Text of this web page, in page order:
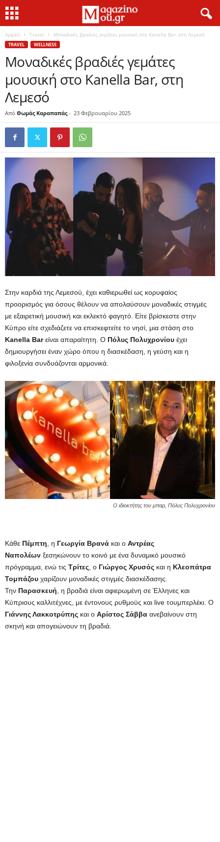
Αρχική Travel Μοναδικές βραδιές γεμάτες μουσική στο Kanella Bar, στη Λεμεσό
TRAVEL WELLNESS
Μοναδικές βραδιές γεμάτες
μουσική στο Kanella Bar, στη
Λεμεσό
Από Θωμάς Καραπαπάς- 23 Φεβρουαρίου 2025
Στην καρδιά της Λεμεσού, έχει καθιερωθεί ως κορυφαίος
προορισμός για όσους θέλουν να απολαύσουν μοναδικές στιγμές
με εξαιρετική μουσική και εκλεκτό φαγητό. Είτε βρίσκεστε στην
Κύπρο είτε σχεδιάζετε να επισκεφτείτε το νησί, μια στάση στο
Kanella Barείναι απαραίτητη. Ο Πόλυς Πολυχρονίου έχει
δημιουργήσει έναν χώρο όπου η διασκέδαση, η γεύση και η
φιλοξενία συνδυάζονται αρμονικά.
Ο ιδιοκτήτης του μπαρ, Πόλυς Πολυχρονίου
Κάθε Πέμπτη , η Γεωργία Βρανά και ο Αντρέας
Ναπολέων ξεσηκώνουν το κοινό με ένα δυναμικό μουσικό
πρόγραμμα, ενώ τις Τρίτες , ο Γιώργος Χρυσός και η Κλεοπάτρα
Τομπάζου χαρίζουν μοναδικές στιγμές διασκέδασης.
Την Παρασκευή , η βραδιά είναι αφιερωμένη σε Έλληνες και
Κύπριους καλλιτέχνες, με έντονους ρυθμούς και live τουμπερλέκι. Ο
Γιάννης Λακκοτρύπης και ο Αρίστος Σάββα ανεβαίνουν στη
σκηνή και απογειώνουν τη βραδιά.